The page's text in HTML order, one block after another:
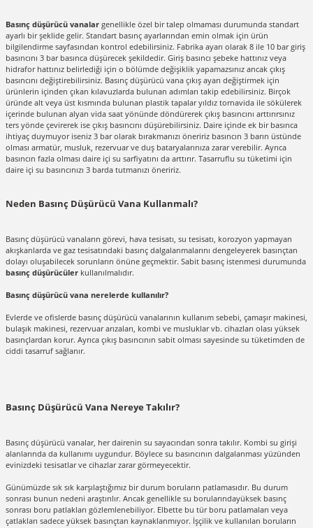
Basınç düşürücü vanalar genellikle özel bir talep olmaması durumunda standart
ayarlı bir şeklide gelir. Standart basınç ayarlarından emin olmak için ürün
bilgilendirme sayfasından kontrol edebilirsiniz. Fabrika ayarı olarak 8 ile 10 bar giriş
basıncını 3 bar basınca düşürecek şekildedir. Giriş basıncı şebeke hattınız veya
hidrafor hattınız belirlediği için o bölümde değişiklik yapamazsınız ancak çıkış
basıncını değiştirebilirsiniz. Basınç düşürücü vana çıkış ayarı değiştirmek için
ürünlerin içinden çıkan kılavuzlarda bulunan adımları takip edebilirsiniz. Birçok
üründe alt veya üst kısmında bulunan plastik tapalar yıldız tornavida ile sökülerek
içerinde bulunan alyan vida saat yönünde döndürerek çıkış basıncını arttırırsınız
ters yönde çevirerek ise çıkış basıncını düşürebilirsiniz. Daire içinde ek bir basınca
ihtiyaç duymuyor iseniz 3 bar olarak bırakmanızı öneririz basıncın 3 barın üstünde
olması armatür, musluk, rezervuar ve duş bataryalarınıza zarar verebilir. Ayrıca
basıncın fazla olması daire içi su sarfiyatını da arttırır. Tasarruflu su tüketimi için
daire içi su basıncınızı 3 barda tutmanızı öneririz.
Neden Basınç Düşürücü Vana Kullanmalı?
Basınç düşürücü vanaların görevi, hava tesisatı, su tesisatı, korozyon yapmayan
akışkanlarda ve gaz tesisatındaki basınç dalgalanmalarını dengeleyerek basınçtan
dolayı oluşabilecek sorunların önüne geçmektir. Sabit basınç istenmesi durumunda
basınç düşürücüler kullanılmalıdır.
Basınç düşürücü vana nerelerde kullanılır?
Evlerde ve ofislerde basınç düşürücü vanalarının kullanım sebebi, çamaşır makinesi,
bulaşık makinesi, rezervuar arızaları, kombi ve musluklar vb. cihazları olası yüksek
basınçlardan korur. Ayrıca çıkış basıncının sabit olması sayesinde su tüketimden de
ciddi tasarruf sağlanır.
Basınç Düşürücü Vana Nereye Takılır?
Basınç düşürücü vanalar, her dairenin su sayacından sonra takılır. Kombi su girişi
alanlarında da kullanımı uygundur. Böylece su basıncının dalgalanması yüzünden
evinizdeki tesisatlar ve cihazlar zarar görmeyecektir.
Günümüzde sık sık karşılaştığımız bir durum boruların patlamasıdır. Bu durum
sonrası bunun nedeni araştırılır. Ancak genellikle su borularındayüksek basınç
sonrası boru patlakları gözlemlenebiliyor. Elbette bu tür boru patlamaları veya
çatlakları sadece yüksek basınçtan kaynaklanmıyor. İşçilik ve kullanılan boruların